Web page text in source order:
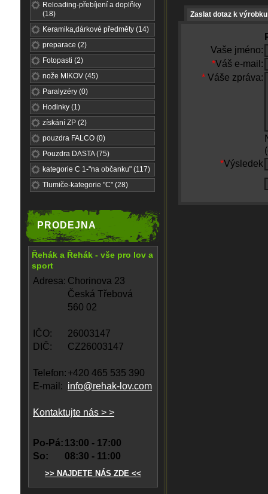
Reloading-přebíjení a doplňky
(18)
Keramika,dárkové předměty (14)
preparace (2)
Fotopasti (2)
nože MIKOV (45)
Paralyzéry (0)
Hodinky (1)
získání ZP (2)
pouzdra FALCO (0)
Pouzdra DASTA (75)
kategorie C 1-"na občanku" (117)
Tlumiče-kategorie "C" (28)
PRODEJNA
Řehák a Řehák - vše pro lov a
sport
Adresa: Chorinova 23
Česká Třebová
560 02
IČO:
26003147
DIČ:
CZ26003147
Telefon: +420 465 535 390
E-mail: info@rehak-lov.com
Kontaktujte nás > >
Po-Pá: 13:00 - 17:00
So:
08:30 - 11:00
>> NAJDETE NÁS ZDE <<
Zaslat dotaz k výrobku
Vaše jméno:
*Váš e-mail:
* Váše zpráva:
*Výsledek